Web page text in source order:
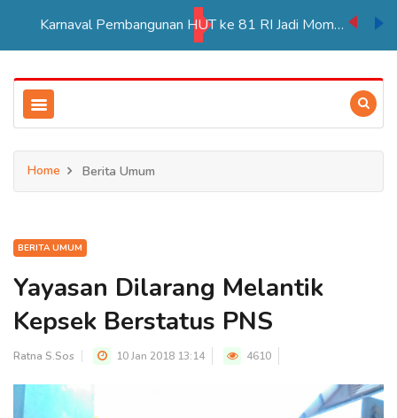
Karnaval Pembangunan HUT ke 81 RI Jadi Momentum Perkuat Persatuan di Merauke
Home Berita Umum
BERITA UMUM
Yayasan Dilarang Melantik
Kepsek Berstatus PNS
Ratna S.Sos 10 Jan 2018 13:14 4610